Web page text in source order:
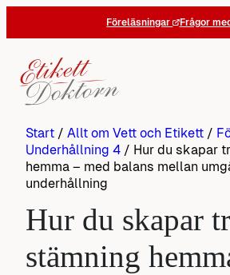
Föreläsningar Frågor
Start / Allt om Vett och Etikett /
Underhållning 4 / Hur du skapar
hemma – med balans mellan
underhållning
Hur du skapar
stämning